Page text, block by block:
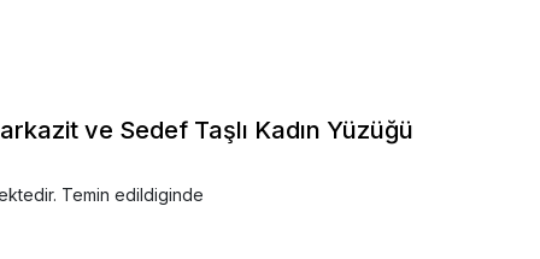
ve Sedef Taşlı Kadın Yüzüğü
Temin edildiginde